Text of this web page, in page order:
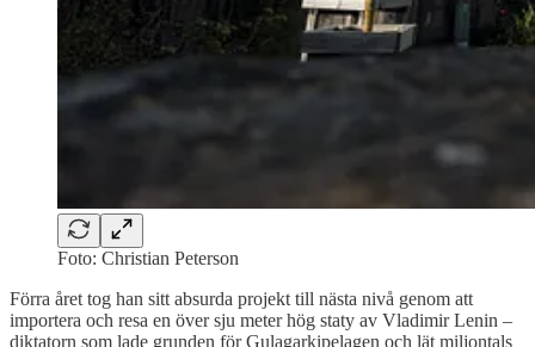
Foto: Christian Peterson
Förra året tog han sitt absurda projekt till nästa nivå genom att
importera och resa en över sju meter hög staty av Vladimir Lenin –
diktatorn som lade grunden för Gulagarkipelagen och lät miljontals